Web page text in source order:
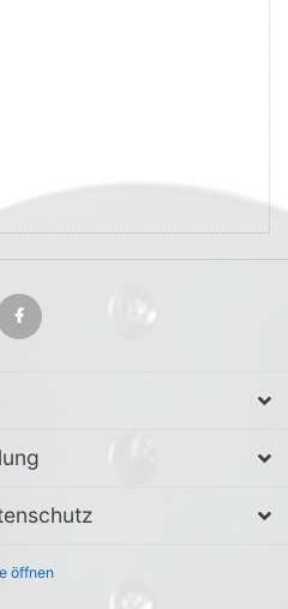
öffnen